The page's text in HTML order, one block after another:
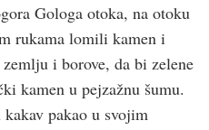
Gologa otoka, na otoku
rukama lomili kamen i
i borove, da bi zelene
kamen u pejzažnu šumu.
pakao u svojim